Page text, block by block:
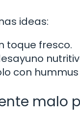
ideas:
toque fresco.
con hummus
malo